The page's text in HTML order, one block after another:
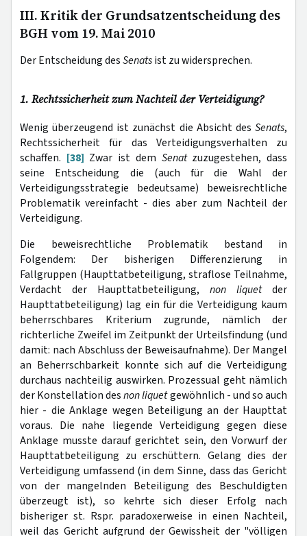
III. Kritik der Grundsatzentscheidung des
BGH vom 19. Mai 2010
Der Entscheidung desSenatsist zu widersprechen.
1. Rechtssicherheit zum Nachteil der Verteidigung?
Wenig überzeugend ist zunächst die Absicht des Senats,
Rechtssicherheit für das Verteidigungsverhalten zu
schaffen. [38] Zwar ist dem Senatzuzugestehen, dass
seine Entscheidung die (auch für die Wahl der
Verteidigungsstrategie bedeutsame) beweisrechtliche
Problematik vereinfacht - dies aber zum Nachteil der
Verteidigung.
Die beweisrechtliche Problematik bestand in
Folgendem: Der bisherigen Differenzierung in
Fallgruppen (Haupttatbeteiligung, straflose Teilnahme,
Verdacht der Haupttatbeteiligung, non liquetder
Haupttatbeteiligung) lag ein für die Verteidigung kaum
beherrschbares Kriterium zu­grunde, nämlich der
richterliche Zweifel im Zeitpunkt der Urteilsfindung (und
damit: nach Abschluss der Beweisaufnahme). Der Mangel
an Beherrschbarkeit konnte sich auf die Verteidigung
durchaus nachteilig auswirken. Prozessual geht nämlich
der Konstellation desnon liquetgewöhnlich - und so auch
hier - die Anklage wegen Beteiligung an der Haupttat
voraus. Die nahe liegende Verteidigung gegen diese
Anklage musste darauf gerichtet sein, den Vorwurf der
Haupttatbeteiligung zu erschüttern. Gelang dies der
Verteidigung umfassend (in dem Sinne, dass das Gericht
von der mangelnden Beteiligung des Beschuldigten
überzeugt ist), so kehrte sich dieser Erfolg nach
bisheriger st. Rspr. paradoxerweise in einen Nachteil,
weil das Gericht aufgrund der Gewissheit der "völligen